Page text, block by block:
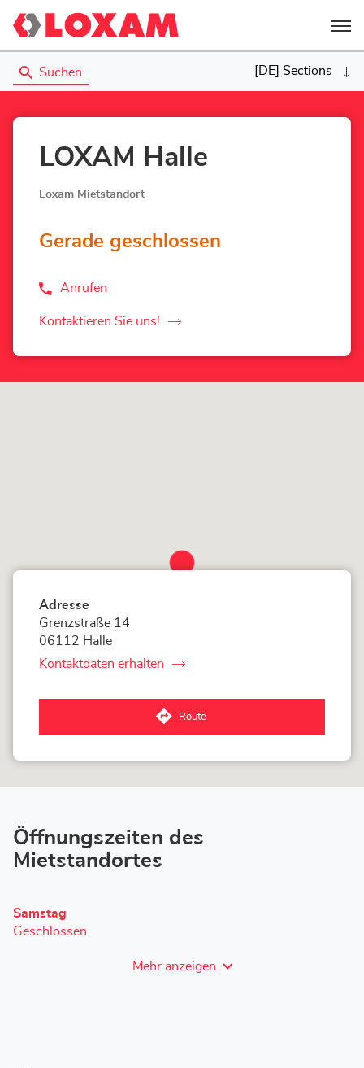
Menü
Suchen [DE] Sections
LOXAM Halle
Loxam Mietstandort
Gerade geschlossen
Anrufen
der
Halle-
Kontaktieren Sie uns!
der
Store
Adresse
Grenzstraße 14
06112 Halle
Kontaktdaten erhalten
von
Route
zum
LOXAM
Öffnungszeiten des
Mietstandortes
Heutige
Öffnungszeiten
Samstag
Geschlossen
Mehr anzeigen
und